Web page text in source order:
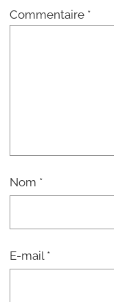
Commentaire *
Nom *
E-mail *